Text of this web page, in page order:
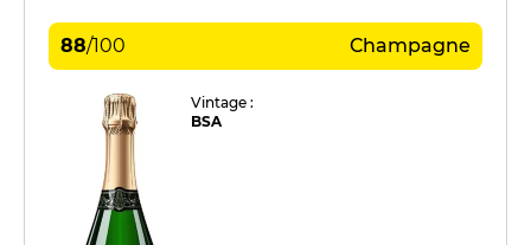
88/100 Champagne
Vintage :
BSA